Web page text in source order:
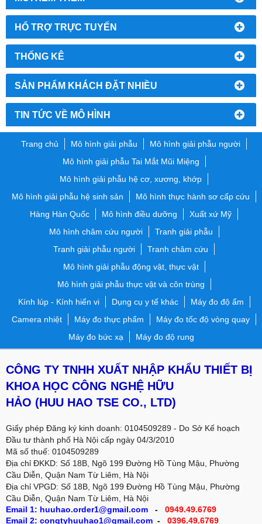
HỔ TRỢ TRỰC TUYẾN
THỐNG KÊ
SẢN PHẨM KHÁCH ĐẶT NHIỀU
TIN TỨC VỀ MÔ HÌNH
Trang chủ Mô hình giải phẫu
Mô hình giải phẫu người
Mô hình giải phẫu Tai Mắt Mũi Miệng
Mô hình giải phẫu hệ cơ, xương, khớp
Mô hình giải phẫu hệ sinh sản
Mô hình thực hành sơ cấp cứu
Hàng Hàn Quốc
Mô hình điều dưỡng
Xuất xứ Mỹ
Mô hình châm cứu người
Tranh giải phẫu
Tranh giải phẫu người
Tranh châm cứu
Mô hình giải phẫu động vật, thực vật
Mô hình giải phẫu thực vật và côn trùng
Kính lúp - Kính hiển vi
Dụng cụ y tế khác
Máy đo độ ẩm
Camera nhiệt
Máy đo thực phẩm
Máy đo tốc độ vòng quay
Máy đo bức xạ
Máy đo độ rung
CÔNG TY TNHH XUẤT NHẬP KHẨU THIẾT BỊ
KHOA HỌC CÔNG NGHỆ HỮU
HẢO (HUU HAO TSE CO., LTD)
Giấy phép Đăng ký kinh doanh: 0104509289 - Do Sở Kế hoạch
Đầu tư thành phố Hà Nội cấp ngày 04/3/2010
Mã số thuế: 0104509289
Địa chỉ ĐKKD: Số 18B, Ngõ 199 Đường Hồ Tùng Mậu, Phường
Cầu Diễn, Quận Nam Từ Liêm, Hà Nội
Địa chỉ VPGD: Số 18B, Ngõ 199 Đường Hồ Tùng Mậu, Phường
Cầu Diễn, Quận Nam Từ Liêm, Hà Nội
Email 1: huuhao.order1@gmail.com
-
0949.49.6769
Email 2: congtyhuuhao1@gmail.com - 0396.49.6769